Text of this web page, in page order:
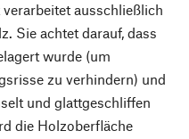
ausschließlich
Sie achtet darauf, dass
wurde (um
zu verhindern) und
und glattgeschliffen
die Holzoberfläche